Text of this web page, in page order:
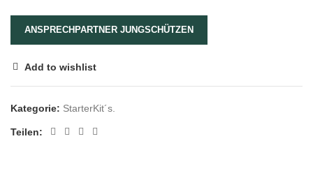
ANSPRECHPARTNER JUNGSCHÜTZEN
Add to wishlist
Kategorie: StarterKit´s.
Teilen: